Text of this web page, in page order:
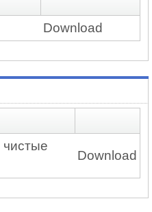
Download
чистые
Download